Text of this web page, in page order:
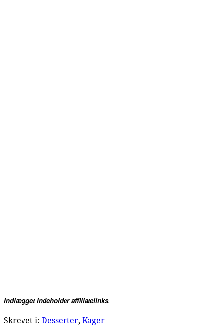
Indlægget indeholder affiliatelinks.
Skrevet i: Desserter, Kager